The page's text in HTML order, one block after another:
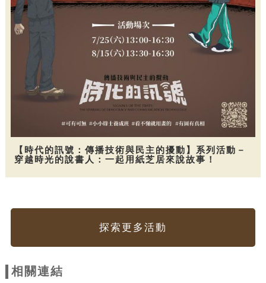
【時代的訊號：傳播技術與民主的擾動】系列活動－
穿越時光的說書人：一起用紙芝居來說故事！
探索更多活動
相關連結